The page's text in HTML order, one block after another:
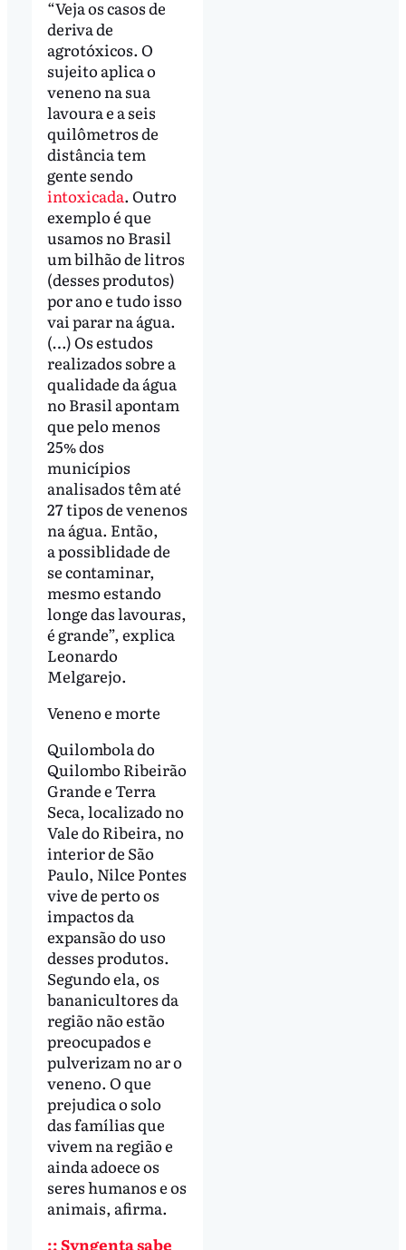
“Veja os casos de
deriva de
agrotóxicos. O
sujeito aplica o
veneno na sua
lavoura e a seis
quilômetros de
distância tem
gente sendo
intoxicada. Outro
exemplo é que
usamos no Brasil
um bilhão de litros
(desses produtos)
por ano e tudo isso
vai parar na água.
(…) Os estudos
realizados sobre a
qualidade da água
no Brasil apontam
que pelo menos
25% dos
municípios
analisados têm até
27 tipos de venenos
na água. Então,
a possiblidade de
se contaminar,
mesmo estando
longe das lavouras,
é grande”, explica
Leonardo
Melgarejo.
Veneno e morte
Quilombola do
Quilombo Ribeirão
Grande e Terra
Seca, localizado no
Vale do Ribeira, no
interior de São
Paulo, Nilce Pontes
vive de perto os
impactos da
expansão do uso
desses produtos.
Segundo ela, os
bananicultores da
região não estão
preocupados e
pulverizam no ar o
veneno. O que
prejudica o solo
das famílias que
vivem na região e
ainda adoece os
seres humanos e os
animais, afirma.
:: Syngenta sabe